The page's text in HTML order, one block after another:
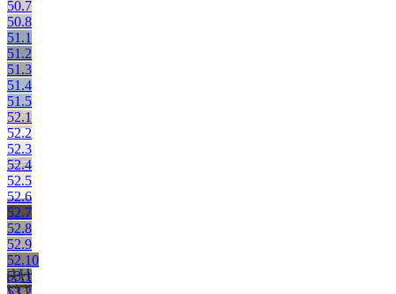
50.7
50.8
51.1
51.2
51.3
51.4
51.5
52.1
52.2
52.3
52.4
52.5
52.6
52.7
52.8
52.9
52.10
53.1